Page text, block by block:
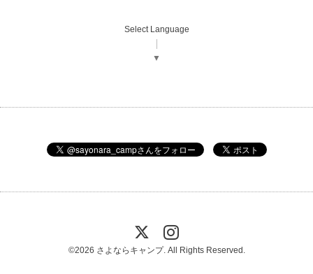
Select Language
▼
©2026 さよならキャンプ. All Rights Reserved.